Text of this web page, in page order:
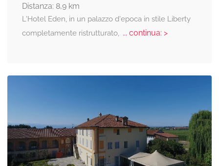
Distanza: 8,9 km
L'Hotel Eden, in un palazzo d'epoca in stile Liberty
completamente ristrutturato, ... continua: >